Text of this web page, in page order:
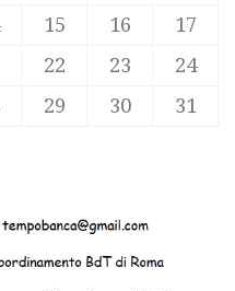
15 16
17
22 23
24
29 30
31